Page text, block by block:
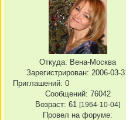
Откуда: Вена-Москва
Зарегистрирован: 2006-03-
Приглашений: 0
Сообщений: 76042
Возраст: 61 [1964-10-04]
Провел на форуме: